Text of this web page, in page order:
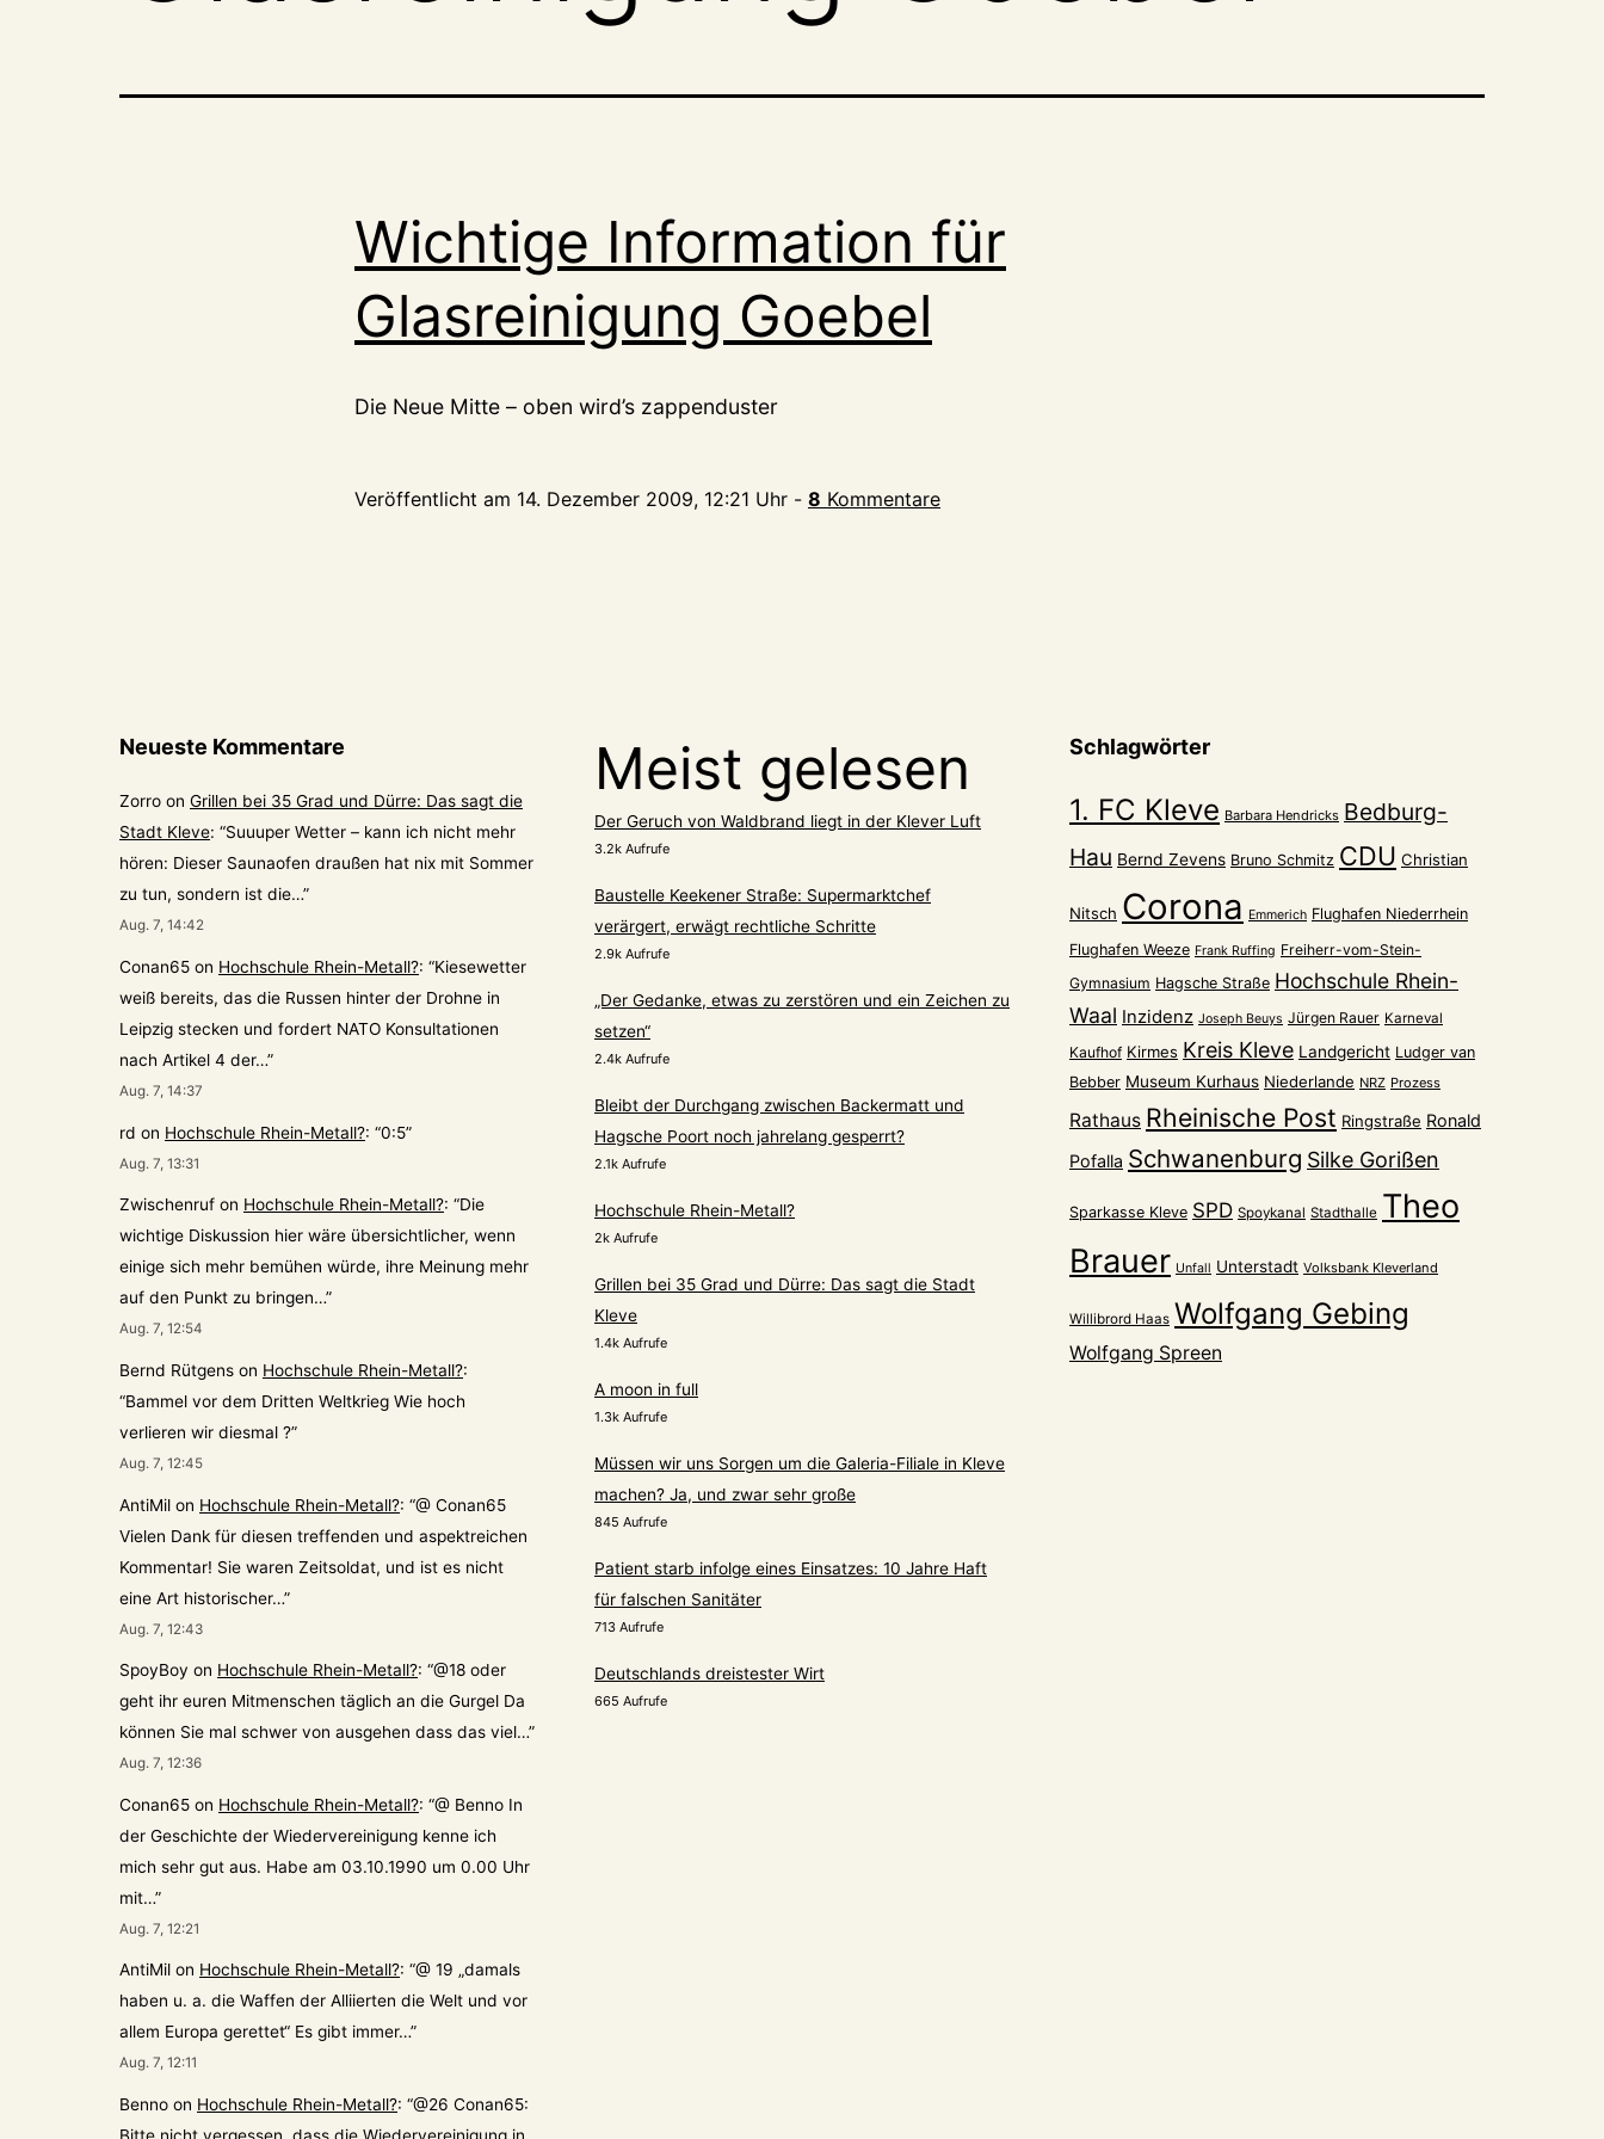
Wichtige Information für
Glasreinigung Goebel
Die Neue Mitte – oben wird’s zappenduster
Veröffentlicht am 14. Dezember 2009, 12:21 Uhr - 8 Kommentare
Neueste Kommentare
Zorro on Grillen bei 35 Grad und Dürre: Das sagt die
Stadt Kleve: “Suuuper Wetter – kann ich nicht mehr
hören: Dieser Saunaofen draußen hat nix mit Sommer
zu tun, sondern ist die…”
Aug. 7, 14:42
Conan65 on Hochschule Rhein-Metall?: “Kiesewetter
weiß bereits, das die Russen hinter der Drohne in
Leipzig stecken und fordert NATO Konsultationen
nach Artikel 4 der…”
Aug. 7, 14:37
rd on Hochschule Rhein-Metall?: “0:5”
Aug. 7, 13:31
Zwischenruf on Hochschule Rhein-Metall?: “Die
wichtige Diskussion hier wäre übersichtlicher, wenn
einige sich mehr bemühen würde, ihre Meinung mehr
auf den Punkt zu bringen…”
Aug. 7, 12:54
Bernd Rütgens on Hochschule Rhein-Metall?:
“Bammel vor dem Dritten Weltkrieg Wie hoch
verlieren wir diesmal ?”
Aug. 7, 12:45
AntiMil on Hochschule Rhein-Metall?: “@ Conan65
Vielen Dank für diesen treffenden und aspektreichen
Kommentar! Sie waren Zeitsoldat, und ist es nicht
eine Art historischer…”
Aug. 7, 12:43
SpoyBoy on Hochschule Rhein-Metall?: “@18 oder
geht ihr euren Mitmenschen täglich an die Gurgel Da
können Sie mal schwer von ausgehen dass das viel…”
Aug. 7, 12:36
Conan65 on Hochschule Rhein-Metall?: “@ Benno In
der Geschichte der Wiedervereinigung kenne ich
mich sehr gut aus. Habe am 03.10.1990 um 0.00 Uhr
mit…”
Aug. 7, 12:21
AntiMil on Hochschule Rhein-Metall?: “@ 19 „damals
haben u. a. die Waffen der Alliierten die Welt und vor
allem Europa gerettet“ Es gibt immer…”
Aug. 7, 12:11
Benno on Hochschule Rhein-Metall?: “@26 Conan65:
Meist gelesen
Der Geruch von Waldbrand liegt in der Klever Luft
3.2k Aufrufe
Baustelle Keekener Straße: Supermarktchef
verärgert, erwägt rechtliche Schritte
2.9k Aufrufe
„Der Gedanke, etwas zu zerstören und ein Zeichen zu
setzen“
2.4k Aufrufe
Bleibt der Durchgang zwischen Backermatt und
Hagsche Poort noch jahrelang gesperrt?
2.1k Aufrufe
Hochschule Rhein-Metall?
2k Aufrufe
Grillen bei 35 Grad und Dürre: Das sagt die Stadt
Kleve
1.4k Aufrufe
A moon in full
1.3k Aufrufe
Müssen wir uns Sorgen um die Galeria-Filiale in Kleve
machen? Ja, und zwar sehr große
845 Aufrufe
Patient starb infolge eines Einsatzes: 10 Jahre Haft
für falschen Sanitäter
713 Aufrufe
Deutschlands dreistester Wirt
665 Aufrufe
Schlagwörter
1. FC Kleve Barbara Hendricks Bedburg-
Hau Bernd Zevens Bruno Schmitz CDU Christian
Nitsch Corona Emmerich Flughafen Niederrhein
Flughafen Weeze Frank Ruffing Freiherr-vom-Stein-
Gymnasium Hagsche Straße Hochschule Rhein-
Waal Inzidenz Joseph Beuys Jürgen Rauer Karneval
Kaufhof Kirmes Kreis Kleve Landgericht Ludger van
Bebber Museum Kurhaus Niederlande NRZ Prozess
Rathaus Rheinische Post Ringstraße Ronald
Pofalla Schwanenburg Silke Gorißen
Sparkasse Kleve SPD Spoykanal Stadthalle Theo
Brauer Unfall Unterstadt Volksbank Kleverland
Willibrord Haas Wolfgang Gebing
Wolfgang Spreen